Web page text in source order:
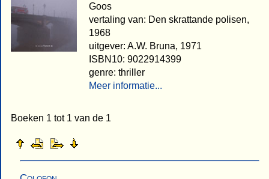
Goos
vertaling van: Den skrattande polisen,
1968
uitgever: A.W. Bruna, 1971
ISBN10: 9022914399
genre: thriller
Meer informatie...
Boeken 1 tot 1 van de 1